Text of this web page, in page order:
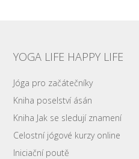
YOGA LIFE HAPPY LIFE
Jóga pro začátečníky
Kniha poselství ásán
Kniha Jak se sledují znamení
Celostní jógové kurzy online
Iniciační poutě